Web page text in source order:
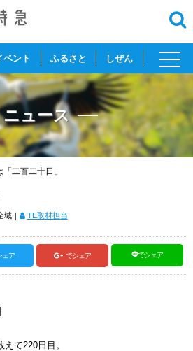
ベント ふるさと しぜん
toggle
ニュース
「二百二十日」
域｜ TE取材担当
ェア でシェア でシェア
て220日目。